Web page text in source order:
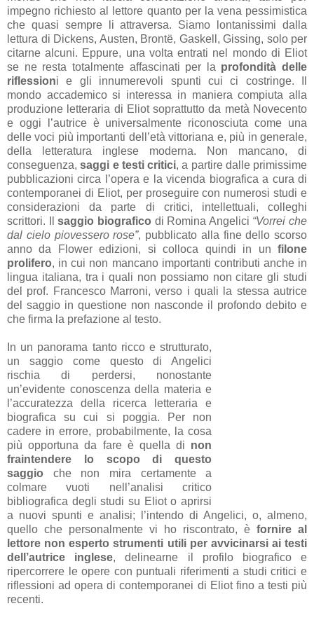
impegno richiesto al lettore quanto per la vena pessimistica
che quasi sempre li attraversa. Siamo lontanissimi dalla
lettura di Dickens, Austen, Brontë, Gaskell, Gissing, solo per
citarne alcuni. Eppure, una volta entrati nel mondo di Eliot
se ne resta totalmente affascinati per la profondità delle
riflessioni e gli innumerevoli spunti cui ci costringe. Il
mondo accademico si interessa in maniera compiuta alla
produzione letteraria di Eliot soprattutto da metà Novecento
e oggi l’autrice è universalmente riconosciuta come una
delle voci più importanti dell’età vittoriana e, più in generale,
della letteratura inglese moderna. Non mancano, di
conseguenza,saggi e testi critici, a partire dalle primissime
pubblicazioni circa l’opera e la vicenda biografica a cura di
contemporanei di Eliot, per proseguire con numerosi studi e
considerazioni da parte di critici, intellettuali, colleghi
scrittori. Ilsaggio biografico di Romina Angelici “Vorrei che
dal cielo piovessero rose”, pubblicato alla fine dello scorso
anno da Flower edizioni, si colloca quindi in un filone
prolifero, in cui non mancano importanti contributi anche in
lingua italiana, tra i quali non possiamo non citare gli studi
del prof. Francesco Marroni, verso i quali la stessa autrice
del saggio in questione non nasconde il profondo debito e
che firma la prefazione al testo.
In un panorama tanto ricco e strutturato,
un saggio come questo di Angelici
rischia di perdersi, nonostante
un’evidente conoscenza della materia e
l’accuratezza della ricerca letteraria e
biografica su cui si poggia. Per non
cadere in errore, probabilmente, la cosa
più opportuna da fare è quella di non
fraintendere lo scopo di questo
saggio che non mira certamente a
colmare vuoti nell’analisi critico
bibliografica degli studi su Eliot o aprirsi
a nuovi spunti e analisi; l’intendo di Angelici, o, almeno,
quello che personalmente vi ho riscontrato, è fornire al
lettore non esperto strumenti utili per avvicinarsi ai testi
dell’autrice inglese, delinearne il profilo biografico e
ripercorrere le opere con puntuali riferimenti a studi critici e
riflessioni ad opera di contemporanei di Eliot fino a testi più
recenti.